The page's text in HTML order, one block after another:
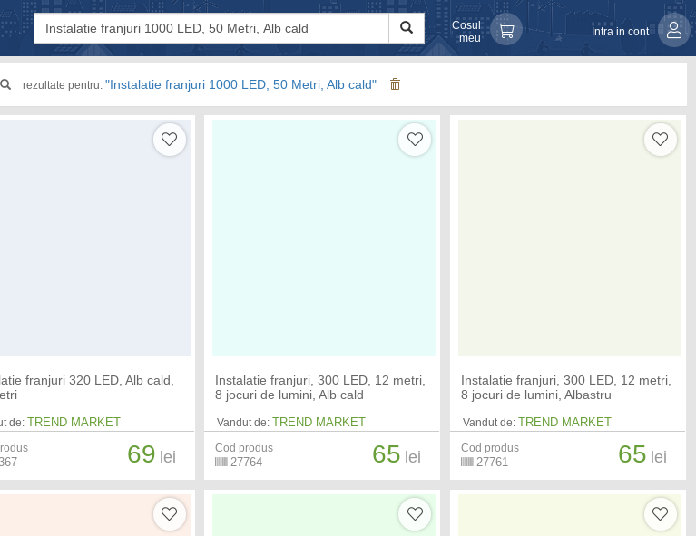
Cosul
meu
Intra in cont
rezultate pentru: "Instalatie franjuri 1000 LED, 50 Metri, Alb cald"
franjuri 320 LED, Alb cald,
de: TREND MARKET
69 lei
Instalatie franjuri, 300 LED, 12 metri,
8 jocuri de lumini, Alb cald
Vandut de: TREND MARKET
Cod produs
27764 65 lei
Instalatie franjuri, 300 LED, 12 metri,
8 jocuri de lumini, Albastru
Vandut de: TREND MARKET
Cod produs
27761 65 lei